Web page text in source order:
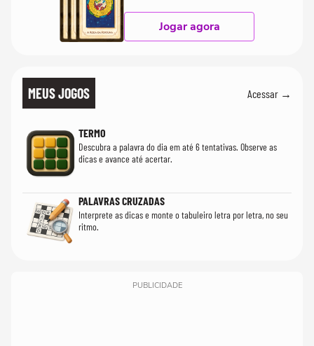
Jogar agora
MEUS JOGOS Acessar →
TERMO
Descubra a palavra do dia em até 6 tentativas. Observe as
dicas e avance até acertar.
PALAVRAS CRUZADAS
Interprete as dicas e monte o tabuleiro letra por letra, no seu
ritmo.
PUBLICIDADE